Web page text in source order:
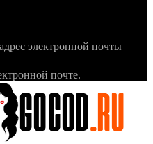
электронной почты
почте.